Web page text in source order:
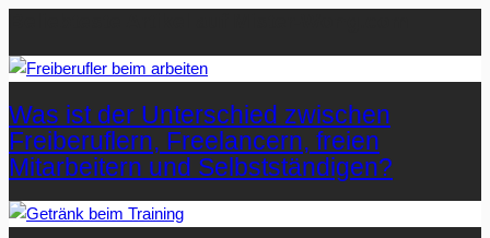
Was ist der Unterschied zwischen
Freiberuflern, Freelancern, freien
Mitarbeitern und Selbstständigen?